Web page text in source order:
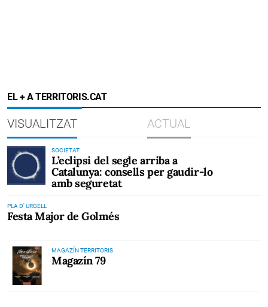
EL + A TERRITORIS.CAT
VISUALITZAT ACTUAL
SOCIETAT
L’eclipsi del segle arriba a
Catalunya: consells per gaudir-lo
amb seguretat
PLA D' URGELL
Festa Major de Golmés
MAGAZÍN TERRITORIS
Magazín 79